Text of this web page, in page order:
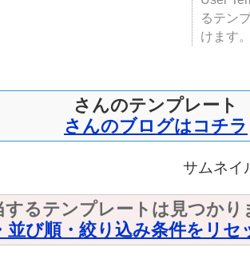
るテン
けます
さんのテンプレート
さんのブログはコチラ
サムネイ
するテンプレートは見つかり
並び順・絞り込み条件をリセ